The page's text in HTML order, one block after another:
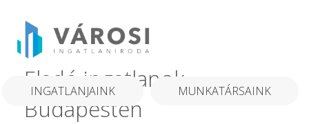
INGATLANJAINK MUNKATÁRSAINK
Eladó ingatlanok
Budapesten